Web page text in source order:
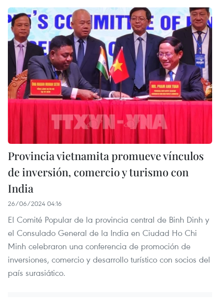
Provincia vietnamita promueve vínculos
de inversión, comercio y turismo con
India
26/06/2024 04:16
El Comité Popular de la provincia central de Binh Dinh y
el Consulado General de la India en Ciudad Ho Chi
Minh celebraron una conferencia de promoción de
inversiones, comercio y desarrollo turístico con socios del
país surasiático.